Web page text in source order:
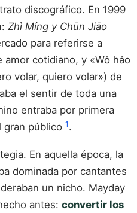
discográfico. En 1999
Zhì Míng y Chūn Jiāo
para referirse a
amor cotidiano, y «Wǒ hǎo
volar, quiero volar») de
el sentir de toda una
entraba por primera
gran público 1.
En aquella época, la
dominada por cantantes
un nicho. Mayday
antes: convertir los